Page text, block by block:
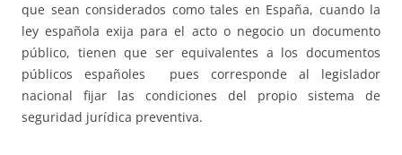
que sean considerados como tales en España, cuando la
ley española exija para el acto o negocio un documento
público, tienen que ser equivalentes a los documentos
públicos españoles pues corresponde al legislador
nacional fijar las condiciones del propio sistema de
seguridad jurídica preventiva.